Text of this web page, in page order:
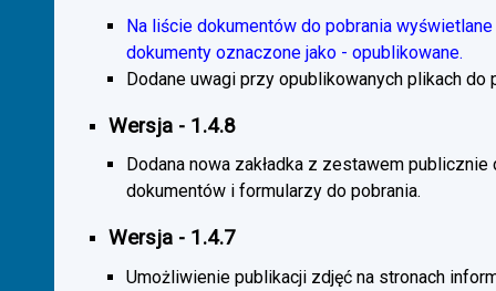
Na liście dokumentów do pobrania
dokumenty oznaczone jako - opublikowane.
Dodane uwagi przy opublikowanych plikach do
Wersja - 1.4.8
Dodana nowa zakładka z zestawem publicznie
dokumentów i formularzy do pobrania.
Wersja - 1.4.7
Umożliwienie publikacji zdjęć na stronach